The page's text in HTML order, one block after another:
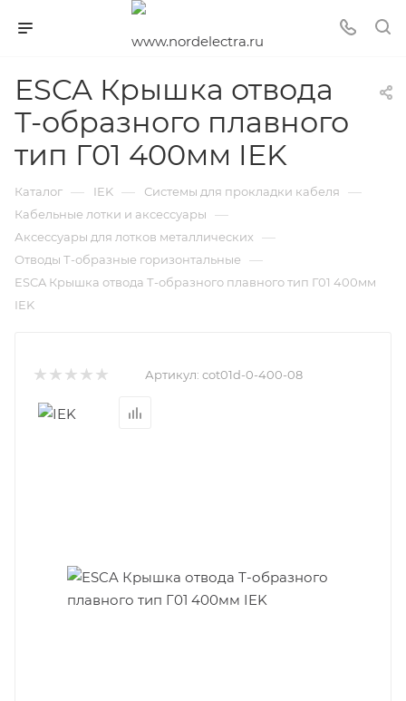
ESCA Крышка отвода
Т-образного плавного
тип Г01 400мм IEK
Каталог — IEK — Системы для прокладки кабеля —
Кабельные лотки и аксессуары —
Аксессуары для лотков металлических —
Отводы Т-образные горизонтальные —
ESCA Крышка отвода Т-образного плавного тип Г01 400мм
IEK
Артикул: cot01d-0-400-08